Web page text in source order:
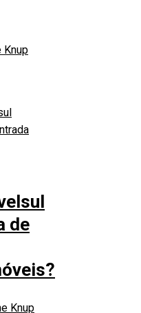
Knup
de
Knup